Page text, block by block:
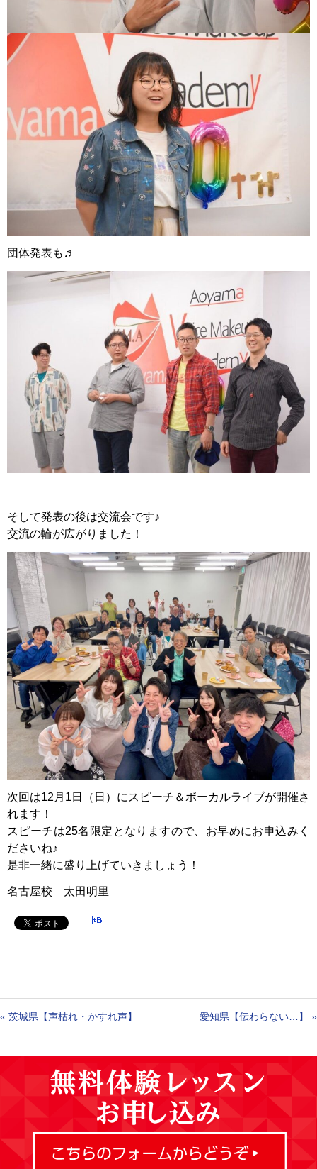
団体発表も♬
そして発表の後は交流会です♪
交流の輪が広がりました！
次回は12月1日（日）にスピーチ＆ボーカルライブが開催さ
れます！
スピーチは25名限定となりますので、お早めにお申込みく
ださいね♪
是非一緒に盛り上げていきましょう！
名古屋校 太田明里
« 茨城県【声枯れ・かすれ声】 愛知県【伝わらない…】 »